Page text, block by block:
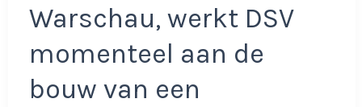
Warschau, werkt DSV
momenteel aan de
bouw van een